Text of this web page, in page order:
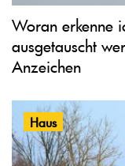
Woran erkenne
ausgetauscht
Anzeichen
Haus